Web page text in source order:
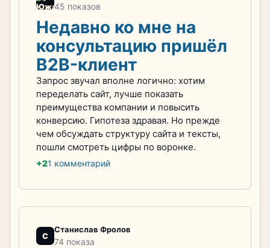
45 показов
Недавно ко мне на
консультацию пришёл
B2B-клиент
Запрос звучал вполне логично: хотим
переделать сайт, лучше показать
преимущества компании и повысить
конверсию. Гипотеза здравая. Но прежде
чем обсуждать структуру сайта и тексты,
пошли смотреть цифры по воронке.
+21 комментарий
С
Станислав Фролов
74 показа